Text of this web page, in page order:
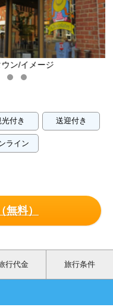
イメージ
光付き 送迎付き
ライン
料）
行代金 旅行条件